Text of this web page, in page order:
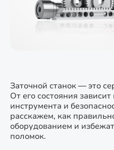
Заточной станок — это
От его состояния зависит
инструмента и
расскажем, как
оборудованием и
поломок.